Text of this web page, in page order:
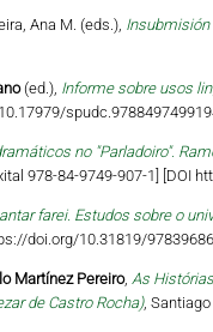
Ana M. (eds.), Insubmisión
(ed.), Informe sobre usos
no "Parladoiro".
978‐84‐9749‐907‐1]
farei. Estudos sobre o
doi.org/10.31819/
Martínez Pereiro, As
de Castro Rocha),